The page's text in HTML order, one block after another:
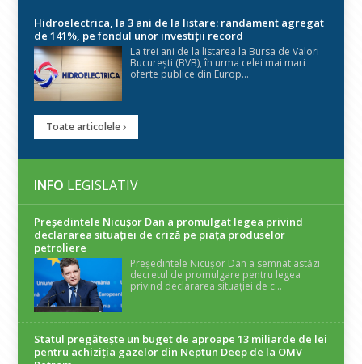
Hidroelectrica, la 3 ani de la listare: randament agregat
de 141%, pe fondul unor investiții record
La trei ani de la listarea la Bursa de Valori
București (BVB), în urma celei mai mari
oferte publice din Europ...
Toate articolele
INFO LEGISLATIV
Președintele Nicuşor Dan a promulgat legea privind
declararea situaţiei de criză pe piaţa produselor
petroliere
Președintele Nicușor Dan a semnat astăzi
decretul de promulgare pentru legea
privind declararea situației de c...
Statul pregătește un buget de aproape 13 miliarde de lei
pentru achiziția gazelor din Neptun Deep de la OMV